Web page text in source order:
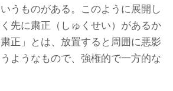
うものがある。このように展開し
先に粛正（しゅくせい）があるか
正」とは、放置すると周囲に悪影
ようなもので、強権的で一方的な